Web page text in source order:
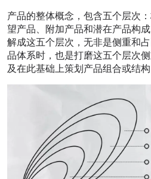
产品的整体概念，包含五个层次
望产品、附加产品和潜在产品构
解成这五个层次，无非是侧重和
品体系时，也是打磨这五个层次
及在此基础上策划产品组合或结构